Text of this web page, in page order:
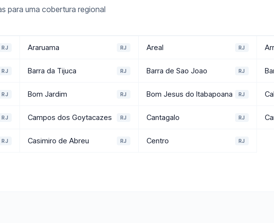
para uma cobertura regional
RJ Araruama RJ Areal RJ
RJ Barra da Tijuca RJ Barra de Sao Joao RJ
RJ Bom Jardim RJ Bom Jesus do Itabapoana RJ
RJ Campos dos Goytacazes RJ Cantagalo RJ
RJ Casimiro de Abreu RJ Centro RJ